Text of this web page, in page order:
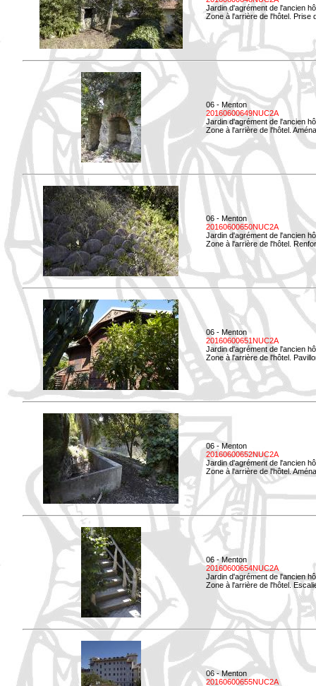
Jardin d'agrément de l'ancien
Zone à l'arrière de l'hôtel. Prise
06 - Menton
20160600649NUC2A
Jardin d'agrément de l'ancien
Zone à l'arrière de l'hôtel.
06 - Menton
20160600650NUC2A
Jardin d'agrément de l'ancien
Zone à l'arrière de l'hôtel.
06 - Menton
20160600651NUC2A
Jardin d'agrément de l'ancien
Zone à l'arrière de l'hôtel.
06 - Menton
20160600652NUC2A
Jardin d'agrément de l'ancien
Zone à l'arrière de l'hôtel.
06 - Menton
20160600654NUC2A
Jardin d'agrément de l'ancien
Zone à l'arrière de l'hôtel.
06 - Menton
20160600655NUC2A